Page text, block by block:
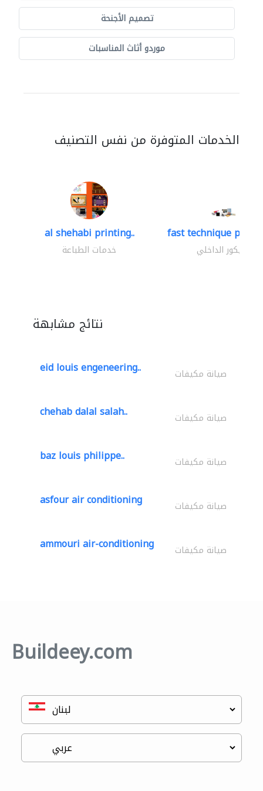
تصميم الأجنحة
موردو أثاث المناسبات
الخدمات المتوفرة من نفس التصنيف
al shehabi printing..
خدمات الطباعة
fast technique pre-
الديكور الداخلي
نتائج مشابهة
eid louis engeneering.. صيانة مكيفات
chehab dalal salah.. صيانة مكيفات
baz louis philippe.. صيانة مكيفات
asfour air conditioning صيانة مكيفات
ammouri air-conditioning صيانة مكيفات
Buildeey.com